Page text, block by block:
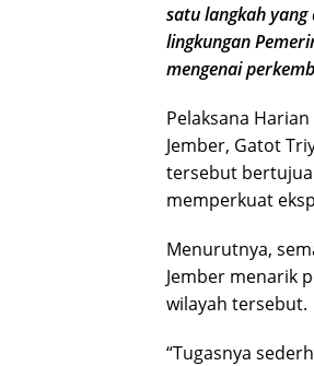
satu langkah
lingkungan
mengenai
Pelaksana
Jember, Gatot
tersebut
memperkuat
Menurutnya,
Jember menarik
wilayah tersebut.
“Tugasnya